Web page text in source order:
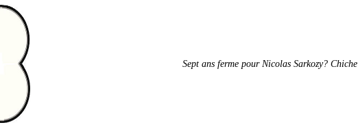
Sept ans ferme pour Nicolas Sarkozy? Chiche